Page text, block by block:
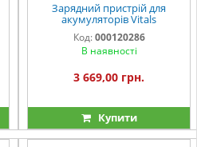
Зарядний пристрій для
акумуляторів Vitals
Professional LSL 1835-4P
SmartLine
Код: 000120286
В наявності
3 669,00 грн.
Купити